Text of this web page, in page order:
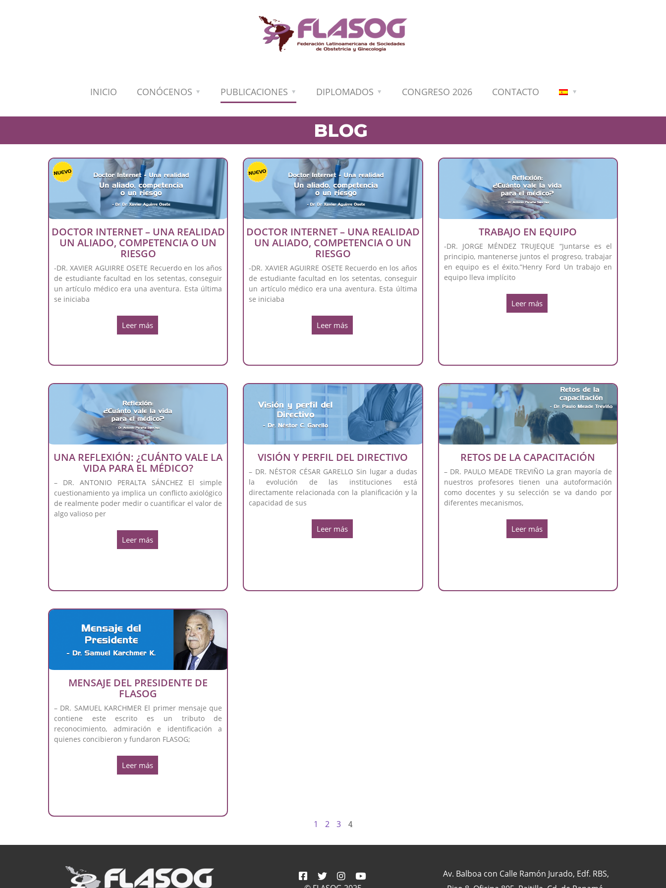
INICIO CONÓCENOS PUBLICACIONES DIPLOMADOS CONGRESO 2026 CONTACTO
BLOG
DOCTOR INTERNET – UNA REALIDAD
UN ALIADO, COMPETENCIA O UN
RIESGO
-DR. XAVIER AGUIRRE OSETE Recuerdo en los años
de estudiante facultad en los setentas, conseguir
un artículo médico era una aventura. Esta última
se iniciaba
Leer más
DOCTOR INTERNET – UNA REALIDAD
UN ALIADO, COMPETENCIA O UN
RIESGO
-DR. XAVIER AGUIRRE OSETE Recuerdo en los años
de estudiante facultad en los setentas, conseguir
un artículo médico era una aventura. Esta última
se iniciaba
Leer más
TRABAJO EN EQUIPO
-DR. JORGE MÉNDEZ TRUJEQUE “Juntarse es el
principio, mantenerse juntos el progreso, trabajar
en equipo es el éxito.”Henry Ford Un trabajo en
equipo lleva implícito
Leer más
UNA REFLEXIÓN: ¿CUÁNTO VALE LA
VIDA PARA EL MÉDICO?
– DR. ANTONIO PERALTA SÁNCHEZ El simple
cuestionamiento ya implica un conflicto axiológico
de realmente poder medir o cuantificar el valor de
algo valioso per
Leer más
VISIÓN Y PERFIL DEL DIRECTIVO
– DR. NÉSTOR CÉSAR GARELLO Sin lugar a dudas
la evolución de las instituciones está
directamente relacionada con la planificación y la
capacidad de sus
Leer más
RETOS DE LA CAPACITACIÓN
– DR. PAULO MEADE TREVIÑO La gran mayoría de
nuestros profesores tienen una autoformación
como docentes y su selección se va dando por
diferentes mecanismos,
Leer más
MENSAJE DEL PRESIDENTE DE
FLASOG
– DR. SAMUEL KARCHMER El primer mensaje que
contiene este escrito es un tributo de
reconocimiento, admiración e identificación a
quienes concibieron y fundaron FLASOG;
Leer más
1 2 3 4
Av. Balboa con Calle Ramón Jurado, Edf. RBS,